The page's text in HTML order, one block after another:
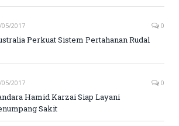
05/2017 0
Perkuat Sistem Pertahanan Rudal
05/2017 0
Hamid Karzai Siap Layani
Sakit